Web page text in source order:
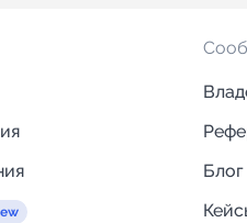
Блог